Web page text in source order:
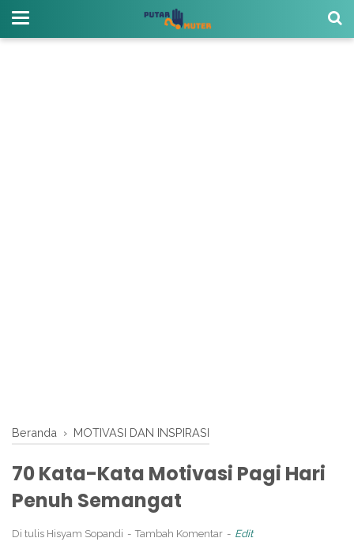
Beranda › MOTIVASI DAN INSPIRASI
70 Kata-Kata Motivasi Pagi Hari
Penuh Semangat
Di tulis Hisyam Sopandi Tambah Komentar Edit